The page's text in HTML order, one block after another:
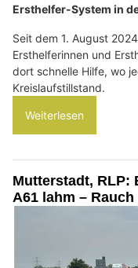
Ersthelfer-System in
Seit dem 1. August
Ersthelferinnen und
dort schnelle Hilfe, wo
Kreislaufstillstand.
Weiterlesen
Mutterstadt, RLP:
A61 lahm –